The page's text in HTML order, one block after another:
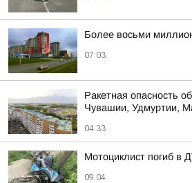
Более восьми
07:03
Ракетная опасность
Чувашии, Удмуртии,
04:33
Мотоциклист погиб в
09:04